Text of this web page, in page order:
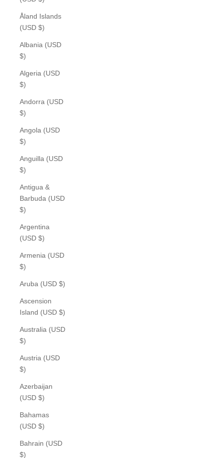
Åland Islands
(USD $)
Albania (USD
$)
Algeria (USD
$)
Andorra (USD
$)
Angola (USD
$)
Anguilla (USD
$)
Antigua &
Barbuda (USD
$)
Argentina
(USD $)
Armenia (USD
$)
Aruba (USD $)
Ascension
Island (USD $)
Australia (USD
$)
Austria (USD
$)
Azerbaijan
(USD $)
Bahamas
(USD $)
Bahrain (USD
$)